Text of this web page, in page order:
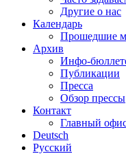
Другие о нас
Календарь
Прошедшие
Архив
Инфо-
Публикации
Пресса
Обзор прессы
Контакт
Главный
Deutsch
Русский